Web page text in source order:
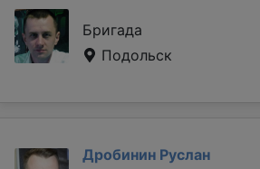
Бригада
Подольск
Дробинин Руслан